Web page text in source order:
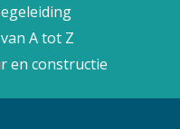
A tot Z
en constructie